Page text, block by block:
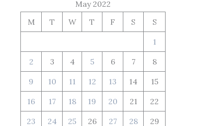
May 2022
M
T W T F S S
1
2 3 4 5 6 7 8
9 10 11 12 13 14 15
16 17 18 19 20 21 22
23 24 25 26 27 28 29